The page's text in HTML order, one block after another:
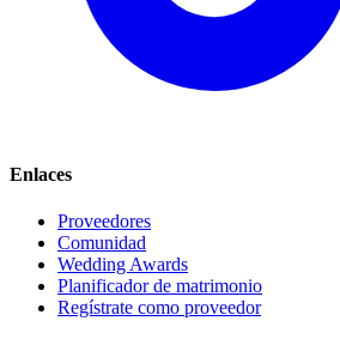
Enlaces
Proveedores
Comunidad
Wedding Awards
Planificador de matrimonio
Regístrate como proveedor